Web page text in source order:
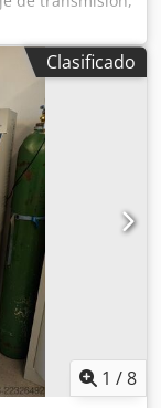
-Con
de caja de
59
Clasificado
1 /8